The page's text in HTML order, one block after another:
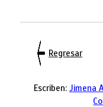
Regresar
Escriben: Jimena